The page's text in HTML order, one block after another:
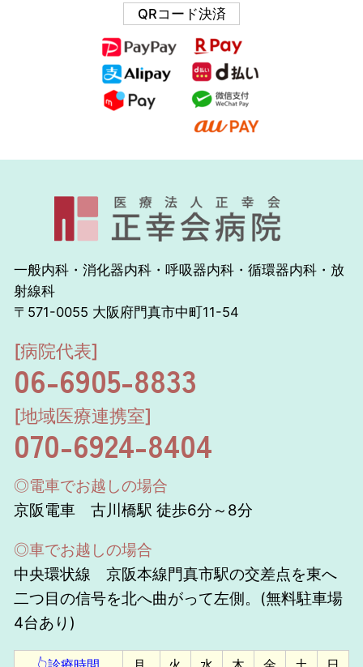
QRコード決済
一般内科・消化器内科・呼吸器内科・循環器内科・放
射線科
〒571-0055 大阪府門真市中町11-54
[病院代表]
06-6905-8833
[地域医療連携室]
070-6924-8404
◎電車でお越しの場合
京阪電車 古川橋駅 徒歩6分～8分
◎車でお越しの場合
中央環状線 京阪本線門真市駅の交差点を東へ
二つ目の信号を北へ曲がって左側。(無料駐車場
4台あり)